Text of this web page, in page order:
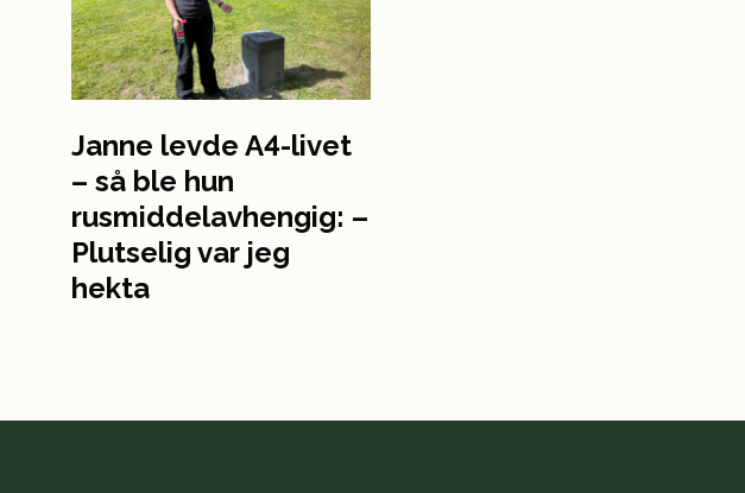
Janne levde A4-livet
– så ble hun
rusmiddelavhengig: –
Plutselig var jeg
hekta